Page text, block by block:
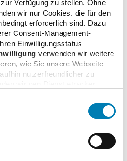
Verfügung zu stellen. Ohne
wir nur Cookies, die für den
erforderlich sind. Dazu
Consent-Management-
Einwilligungsstatus
verwenden wir weitere
wie Sie unsere Webseite
nutzerfreundlicher zu
verarbeitet. Mit einem
stimmen Sie der
Über die Schaltfläche „Nur
können Sie die nicht
schrittweise wieder in
Corona-Impfzertifikate in
ab 14. Juni in Apotheken